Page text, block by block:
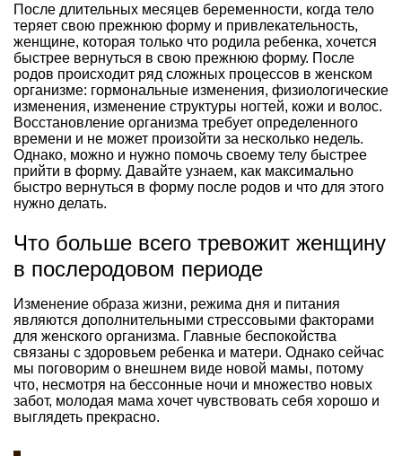
После длительных месяцев беременности, когда тело
теряет свою прежнюю форму и привлекательность,
женщине, которая только что родила ребенка, хочется
быстрее вернуться в свою прежнюю форму. После
родов происходит ряд сложных процессов в женском
организме: гормональные изменения, физиологические
изменения, изменение структуры ногтей, кожи и волос.
Восстановление организма требует определенного
времени и не может произойти за несколько недель.
Однако, можно и нужно помочь своему телу быстрее
прийти в форму. Давайте узнаем, как максимально
быстро вернуться в форму после родов и что для этого
нужно делать.
Что больше всего тревожит женщину
в послеродовом периоде
Изменение образа жизни, режима дня и питания
являются дополнительными стрессовыми факторами
для женского организма. Главные беспокойства
связаны с здоровьем ребенка и матери. Однако сейчас
мы поговорим о внешнем виде новой мамы, потому
что, несмотря на бессонные ночи и множество новых
забот, молодая мама хочет чувствовать себя хорошо и
выглядеть прекрасно.